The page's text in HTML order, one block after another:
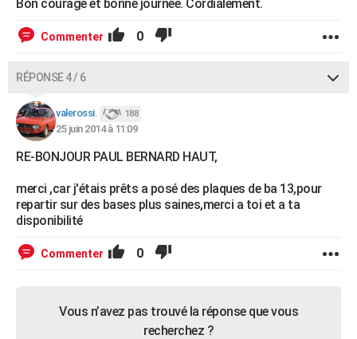
Bon courage et bonne journée. Cordialement.
Commenter 0
RÉPONSE 4 / 6
valerossi. 188
25 juin 2014 à 11:09
RE-BONJOUR PAUL BERNARD HAUT,
merci ,car j'étais prêts a posé des plaques de ba 13,pour
repartir sur des bases plus saines,merci a toi et a ta
disponibilité
Commenter 0
Vous n’avez pas trouvé la réponse que vous
recherchez ?